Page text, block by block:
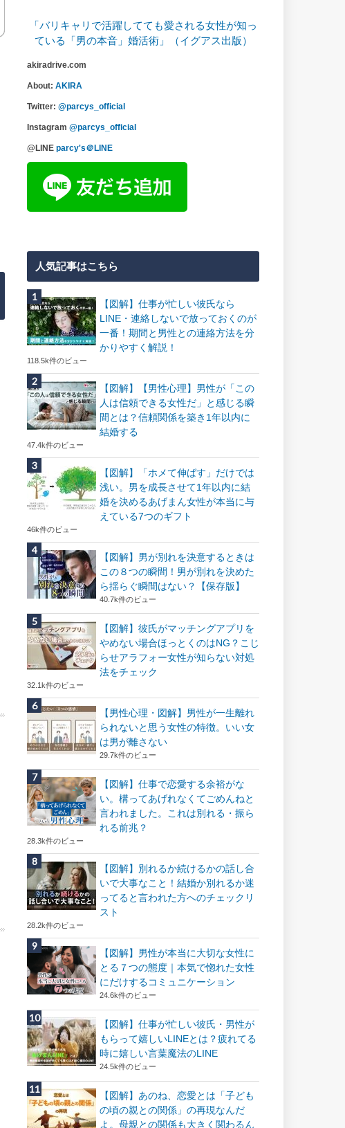
「バリキャリで活躍してても愛される女性が知っ
ている「男の本音」婚活術」（イグアス出版）
akiradrive.com
About: AKIRA
Twitter: @parcys_official
Instagram @parcys_official
@LINE parcy's＠LINE
人気記事はこちら
【図解】仕事が忙しい彼氏なら
LINE・連絡しないで放っておくのが
一番！期間と男性との連絡方法を分
かりやすく解説！
118.5k件のビュー
【図解】【男性心理】男性が「この
人は信頼できる女性だ」と感じる瞬
間とは？信頼関係を築き1年以内に
結婚する
47.4k件のビュー
【図解】「ホメて伸ばす」だけでは
浅い。男を成長させて1年以内に結
婚を決めるあげまん女性が本当に与
えている7つのギフト
46k件のビュー
【図解】男が別れを決意するときは
この８つの瞬間！男が別れを決めた
ら揺らぐ瞬間はない？【保存版】
40.7k件のビュー
【図解】彼氏がマッチングアプリを
やめない場合ほっとくのはNG？こじ
らせアラフォー女性が知らない対処
法をチェック
32.1k件のビュー
【男性心理・図解】男性が一生離れ
られないと思う女性の特徴。いい女
は男が離さない
29.7k件のビュー
【図解】仕事で恋愛する余裕がな
い。構ってあげれなくてごめんねと
言われました。これは別れる・振ら
れる前兆？
28.3k件のビュー
【図解】別れるか続けるかの話し合
いで大事なこと！結婚か別れるか迷
ってると言われた方へのチェックリ
スト
28.2k件のビュー
【図解】男性が本当に大切な女性に
とる７つの態度｜本気で惚れた女性
にだけするコミュニケーション
24.6k件のビュー
【図解】仕事が忙しい彼氏・男性が
もらって嬉しいLINEとは？疲れてる
時に嬉しい言葉魔法のLINE
24.5k件のビュー
【図解】あのね、恋愛とは「子ども
の頃の親との関係」の再現なんだ
よ。母親との関係も大きく関わるん